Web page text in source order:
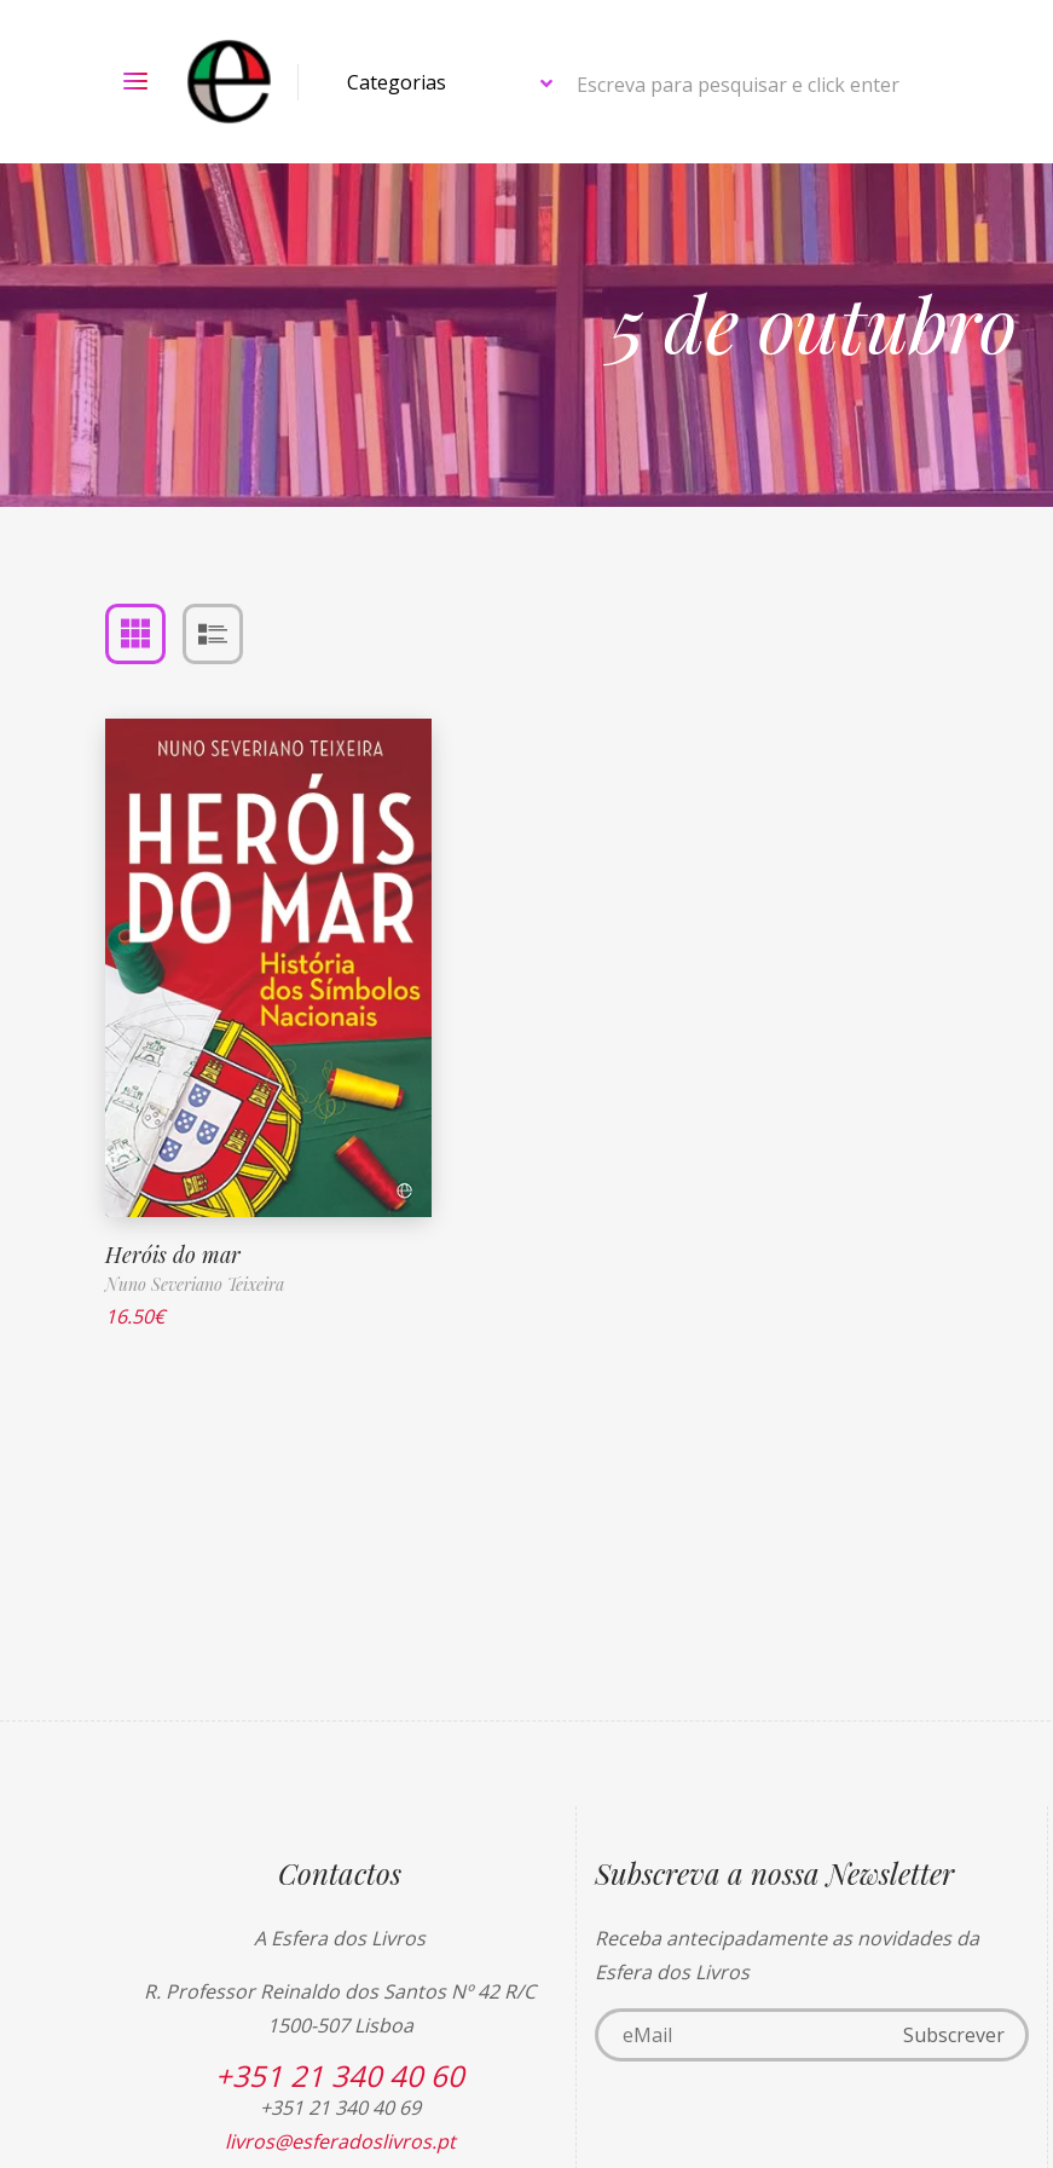
Escreva para pesquisar e click enter
5 de outubro
Heróis do mar
Nuno Severiano Teixeira
16.50€
Contactos
A Esfera dos Livros
R. Professor Reinaldo dos Santos Nº 42 R/C
1500-507 Lisboa
+351 21 340 40 60
+351 21 340 40 69
livros@esferadoslivros.pt
Subscreva a nossa Newsletter
Receba antecipadamente as novidades da
Esfera dos Livros